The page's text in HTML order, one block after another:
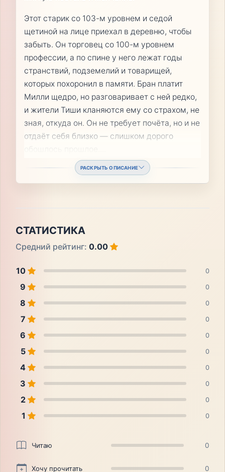
Этот старик со 103-м уровнем и седой
щетиной на лице приехал в деревню, чтобы
забыть. Он торговец со 100-м уровнем
профессии, а по спине у него лежат годы
странствий, подземелий и товарищей,
которых похоронил в памяти. Бран платит
Милли щедро, но разговаривает с ней редко,
и жители Тиши кланяются ему со страхом, не
зная, откуда он. Он не требует почёта, но и не
отдаёт себя близко — слишком дорого
РАСКРЫТЬ ОПИСАНИЕ
СТАТИСТИКА
Средний рейтинг: 0.00
10 0
9 0
8 0
7 0
6 0
5 0
4 0
3 0
2 0
1 0
Читаю 0
Хочу прочитать 0